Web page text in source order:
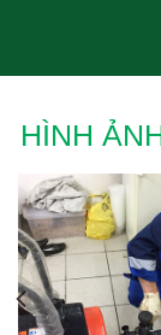
HÌNH